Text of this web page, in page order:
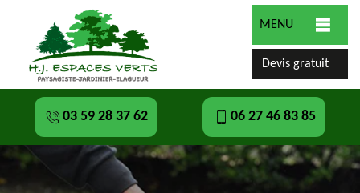
MENU
Devis gratuit
03 59 28 37 62 06 27 46 83 85